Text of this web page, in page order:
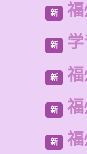
新
新
新
新
新